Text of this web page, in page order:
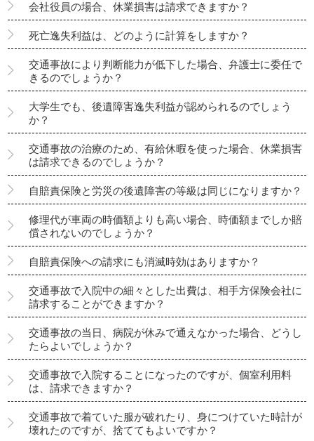
会社役員の場合、休業損害は請求できますか？
死亡逸失利益は、どのように計算をしますか？
交通事故により判断能力が低下した場合、弁護士に委任で
きるのでしょうか？
大学生でも、後遺障害逸失利益が認められるのでしょう
か？
交通事故の治療のため、有給休暇を使った場合、休業損害
は請求できるのでしょうか？
自賠責保険と労災の後遺障害の等級は同じになりますか？
修理代が車両の時価額よりも高い場合、時価額までしか賠
償されないのでしょうか？
自賠責保険への請求にも消滅時効はありますか？
交通事故で入院中の細々とした出費は、相手方保険会社に
請求することができますか？
交通事故の当日、病院が休みで通えなかった場合、どうし
たらよいでしょうか？
交通事故で入院することになったのですが、個室利用料
は、請求できますか？
交通事故で着ていた服が破れたり、身につけていた時計が
壊れたのですが、捨ててもよいですか？